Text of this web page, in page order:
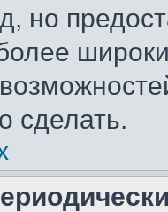
но
сделать.